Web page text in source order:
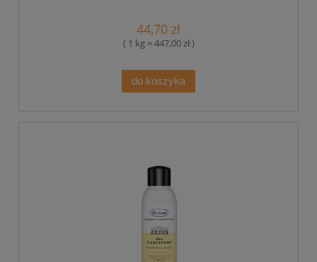
44,70 zł
( 1 kg = 447,00 zł )
do koszyka